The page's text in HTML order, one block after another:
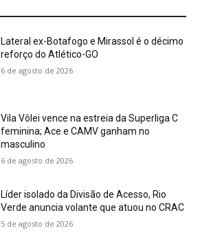
Lateral ex-Botafogo e Mirassol é o décimo
reforço do Atlético-GO
6 de agosto de 2026
Vila Vôlei vence na estreia da Superliga C
feminina; Ace e CAMV ganham no
masculino
6 de agosto de 2026
Líder isolado da Divisão de Acesso, Rio
Verde anuncia volante que atuou no CRAC
5 de agosto de 2026